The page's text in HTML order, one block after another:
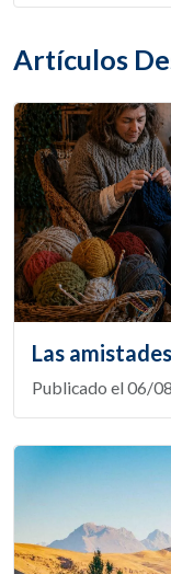
Artículos
Las
Publicado el 06/